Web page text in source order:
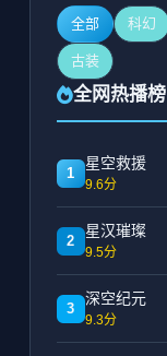
全部 科幻
古装
全网热播榜
1
星空救援
9.6分
2
星汉璀璨
9.5分
3
深空纪元
9.3分